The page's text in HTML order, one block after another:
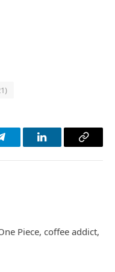
TelegramLinkedInCopy
Piece, coffee addict,